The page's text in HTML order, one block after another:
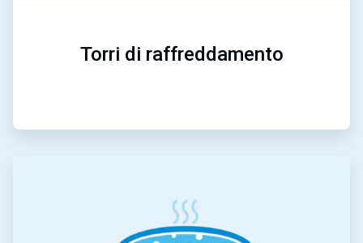
Torri di raffreddamento
5